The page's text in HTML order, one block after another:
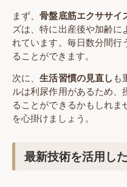
まず、骨盤底筋エクササイ
ズは、特に出産後や加齢に
れています。毎日数分間
ることができます。
次に、生活習慣の見直しも
ルは利尿作用があるため、
ることができるかもしれ
を心掛けましょう。
最新技術を活用し